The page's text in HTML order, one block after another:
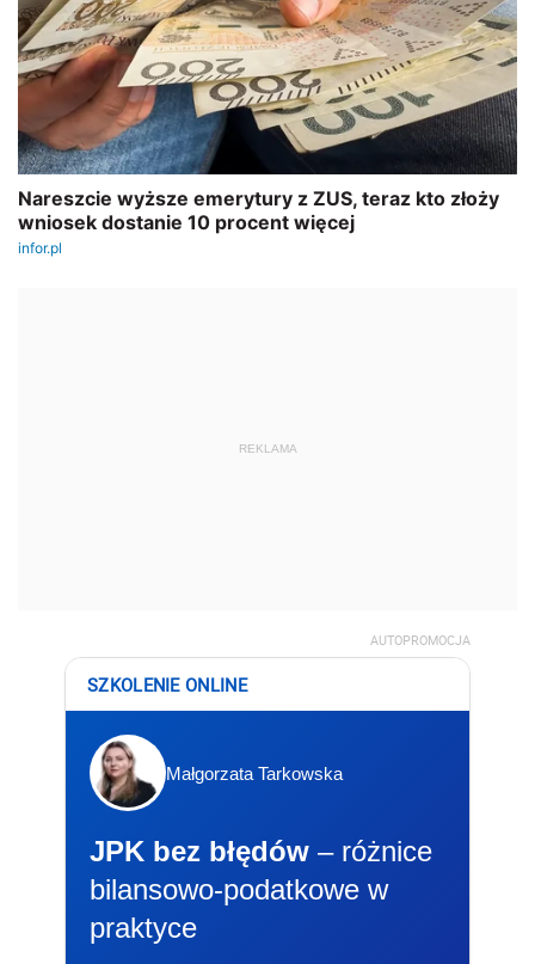
REKLAMA
AUTOPROMOCJA
SZKOLENIE ONLINE
Małgorzata Tarkowska
JPK bez błędów – różnice
bilansowo-podatkowe w
praktyce